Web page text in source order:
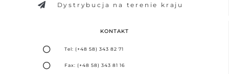
Dystrybucja na terenie kraju
KONTAKT
Tel: (+48 58) 343 82 71
Fax: (+48 58) 343 81 16